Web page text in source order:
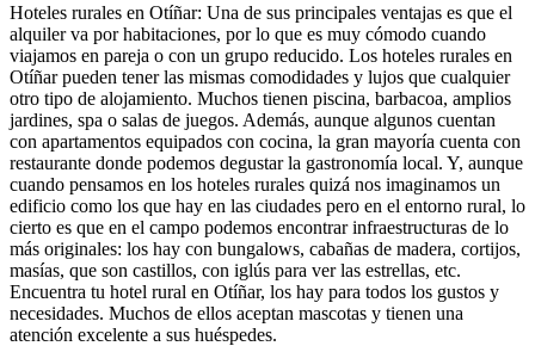
Hoteles rurales en Otíñar: Una de sus principales ventajas es que el
alquiler va por habitaciones, por lo que es muy cómodo cuando
viajamos en pareja o con un grupo reducido. Los hoteles rurales en
Otíñar pueden tener las mismas comodidades y lujos que cualquier
otro tipo de alojamiento. Muchos tienen piscina, barbacoa, amplios
jardines, spa o salas de juegos. Además, aunque algunos cuentan
con apartamentos equipados con cocina, la gran mayoría cuenta con
restaurante donde podemos degustar la gastronomía local. Y, aunque
cuando pensamos en los hoteles rurales quizá nos imaginamos un
edificio como los que hay en las ciudades pero en el entorno rural, lo
cierto es que en el campo podemos encontrar infraestructuras de lo
más originales: los hay con bungalows, cabañas de madera, cortijos,
masías, que son castillos, con iglús para ver las estrellas, etc.
Encuentra tu hotel rural en Otíñar, los hay para todos los gustos y
necesidades. Muchos de ellos aceptan mascotas y tienen una
atención excelente a sus huéspedes.